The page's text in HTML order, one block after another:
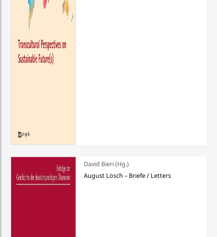
David Bieri (Hg.)
August Lösch – Briefe / Letters